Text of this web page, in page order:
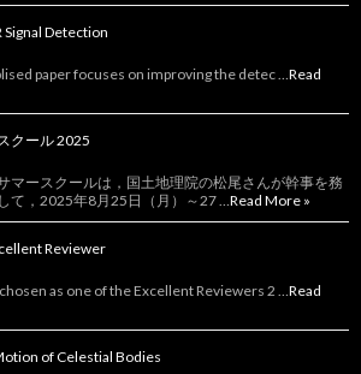
Signal Detection
paper focuses on improving the detec … Read
クール 2025
マースクールは，国土地理院の松尾さんが幹事を務
て，2025年8月25日（月）～27 … Read More »
Reviewer
as one of the Excellent Reviewers 2 … Read
of Celestial Bodies